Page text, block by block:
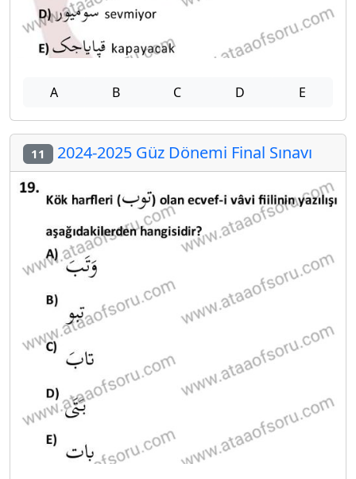
A B C D E
11 2024-2025 Güz Dönemi Final Sınavı